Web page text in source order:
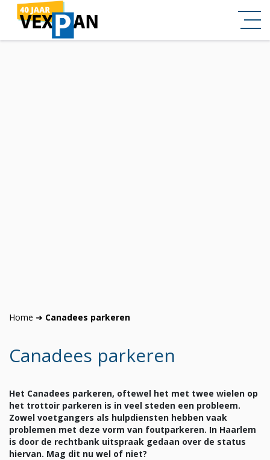
Home ➜ Canadees parkeren
Canadees parkeren
Het Canadees parkeren, oftewel het met twee wielen op
het trottoir parkeren is in veel steden een probleem.
Zowel voetgangers als hulpdiensten hebben vaak
problemen met deze vorm van foutparkeren. In Haarlem
is door de rechtbank uitspraak gedaan over de status
hiervan. Mag dit nu wel of niet?